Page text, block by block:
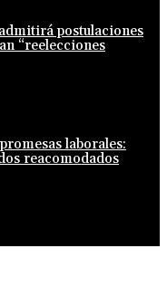
postulaciones
“reelecciones
laborales:
reacomodados